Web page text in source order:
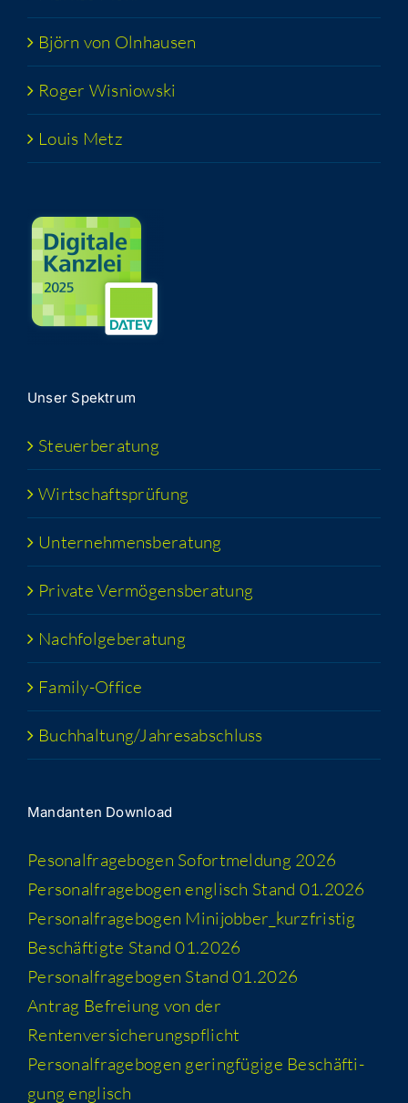
Björn von Olnhausen
Roger Wis­niow­ski
Lou­is Metz
Unser Spek­trum
Steu­er­be­ra­tung
Wirt­schafts­prü­fung
Unter­neh­mens­be­ra­tung
Pri­va­te Vermögensberatung
Nach­fol­ge­be­ra­tung
Fami­­ly-Office
Buchhaltung/​​Jahresabschluss
Man­dan­ten Download
Peso­nal­fra­ge­bo­gen Sofort­mel­dung 2026
Per­so­nal­fra­ge­bo­gen eng­lisch Stand 01.2026
Per­so­nal­fra­ge­bo­gen Minijobber_​kurzfristig
Beschäf­tig­te Stand 01.2026
Per­so­nal­fra­ge­bo­gen Stand 01.2026
Antrag Befrei­ung von der
Rentenversicherungspflicht
Per­so­nal­fra­ge­bo­gen gering­fü­gi­ge Beschäf­ti­
gung englisch